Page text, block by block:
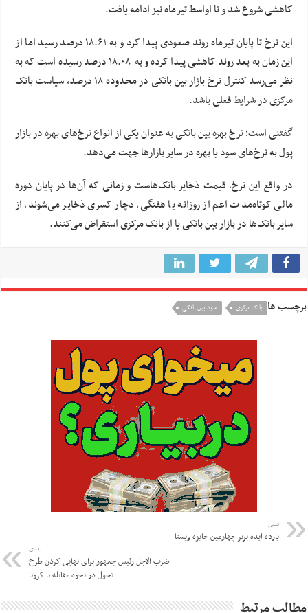
کاهشی شروع شد و تا اواسط تیرماه نیز ادامه یافت.
این نرخ تا پایان تیرماه روند صعودی پیدا کرد و به ۱۸.۶۱ درصد رسید اما از
این زمان به بعد روند کاهشی پیدا کرده و به ۱۸.۰۸ درصد رسیده است که به
نظر می‌رسد کنترل نرخ بازار بین بانکی در محدوده ۱۸ درصد، سیاست بانک
مرکزی در شرایط فعلی باشد.
گفتنی است؛ نرخ بهره بین بانکی به عنوان یکی از انواع نرخ‌های بهره در بازار
پول به نرخ‌های سود یا بهره در سایر بازارها جهت می‌دهد.
در واقع این نرخ، قیمت ذخایر بانک‌هاست و زمانی که آن‌ها در پایان دوره
مالی کوتاه‌مدت اعم از روزانه یا هفتگی، دچار کسری ذخایر می‌شوند، از
سایر بانک‌ها در بازار بین بانکی یا از بانک مرکزی استقراض می‌کنند.
برچسب ها بانک مرکزی سود بین بانکی
قبلی
یازده ایده برتر چهارمین جایزه ویستا
بعدی
ضرب الاجل رئیس جمهور برای نهایی کردن طرح
تحول در نحوه مقابله با کرونا
مطالب مرتبط